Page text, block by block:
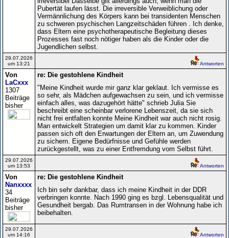
Pubertät laufen lässt. Die irreversible Verweiblichung oder
Vermännlichung des Körpers kann bei transidenten Menschen
zu schweren psychischen Langzeitschäden führen . Ich denke,
dass Eltern eine psychotherapeutische Begleitung dieses
Prozesses fast noch nötiger haben als die Kinder oder die
Jugendlichen selbst.
29.07.2026
um 13:21
Antworten
Von
LaCxxx
1307
Beiträge
bisher
re: Die gestohlene Kindheit
"Meine Kindheit wurde mir ganz klar geklaut. Ich vermisse es
so sehr, als Mädchen aufgewachsen zu sein, und ich vermisse
einfach alles, was dazugehört hätte" schrieb Julia Sie
beschreibt eine scheinbar verlorene Lebenszeit, da sie sich
nicht frei entfalten konnte Meine Kindheit war auch nicht rosig.
Man entwickelt Strategien um damit klar zu kommen. Kinder
passen sich oft den Erwartungen der Eltern an, um Zuwendung
zu sichern. Eigene Bedürfnisse und Gefühle werden
zurückgestellt, was zu einer Entfremdung vom Selbst führt.
29.07.2026
um 13:53
Antworten
Von
Nanxxxx
34
Beiträge
bisher
re: Die gestohlene Kindheit
Ich bin sehr dankbar, dass ich meine Kindheit in der DDR
verbringen konnte. Nach 1990 ging es bzgl. Lebensqualität und
Gesundheit bergab. Das Rumtransen in der Wohnung habe ich
beibehalten.
29.07.2026
um 14:16
Antworten